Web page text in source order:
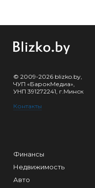
© 2009-2026 blizko.by,
ЧУП «БарокМедиа»,
УНП 391272241, г.Минск
Контакты
Финансы
Недвижимость
Авто